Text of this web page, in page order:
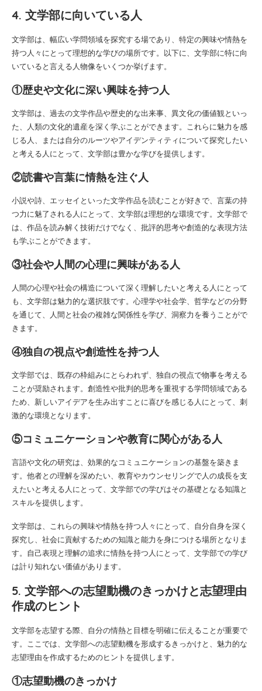
4. 文学部に向いている人
文学部は、幅広い学問領域を探究する場であり、特定の興味や情熱を
持つ人々にとって理想的な学びの場所です。以下に、文学部に特に向
いていると言える人物像をいくつか挙げます。
①歴史や文化に深い興味を持つ人
文学部は、過去の文学作品や歴史的な出来事、異文化の価値観といっ
た、人類の文化的遺産を深く学ぶことができます。これらに魅力を感
じる人、または自分のルーツやアイデンティティについて探究したい
と考える人にとって、文学部は豊かな学びを提供します。
②読書や言葉に情熱を注ぐ人
小説や詩、エッセイといった文学作品を読むことが好きで、言葉の持
つ力に魅了される人にとって、文学部は理想的な環境です。文学部で
は、作品を読み解く技術だけでなく、批評的思考や創造的な表現方法
も学ぶことができます。
③社会や人間の心理に興味がある人
人間の心理や社会の構造について深く理解したいと考える人にとって
も、文学部は魅力的な選択肢です。心理学や社会学、哲学などの分野
を通じて、人間と社会の複雑な関係性を学び、洞察力を養うことがで
きます。
④独自の視点や創造性を持つ人
文学部では、既存の枠組みにとらわれず、独自の視点で物事を考える
ことが奨励されます。創造性や批判的思考を重視する学問領域である
ため、新しいアイデアを生み出すことに喜びを感じる人にとって、刺
激的な環境となります。
⑤コミュニケーションや教育に関心がある人
言語や文化の研究は、効果的なコミュニケーションの基盤を築きま
す。他者との理解を深めたい、教育やカウンセリングで人の成長を支
えたいと考える人にとって、文学部での学びはその基礎となる知識と
スキルを提供します。
文学部は、これらの興味や情熱を持つ人々にとって、自分自身を深く
探究し、社会に貢献するための知識と能力を身につける場所となりま
す。自己表現と理解の追求に情熱を持つ人にとって、文学部での学び
は計り知れない価値があります。
5. 文学部への志望動機のきっかけと志望理由
作成のヒント
文学部を志望する際、自分の情熱と目標を明確に伝えることが重要で
す。ここでは、文学部への志望動機を形成するきっかけと、魅力的な
志望理由を作成するためのヒントを提供します。
①志望動機のきっかけ